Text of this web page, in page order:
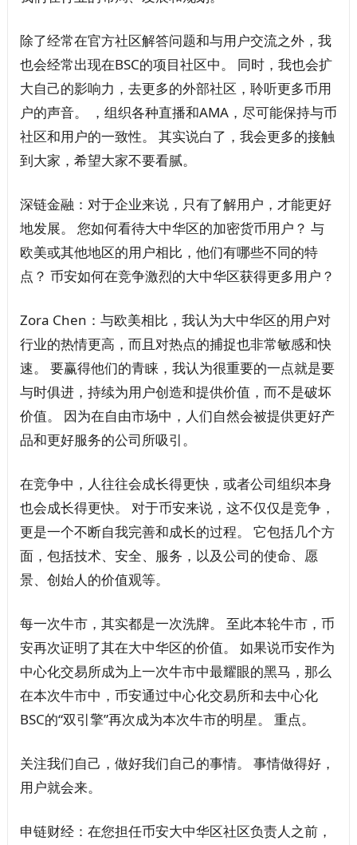
除了经常在官方社区解答问题和与用户交流之外，我
也会经常出现在BSC的项目社区中。 同时，我也会扩
大自己的影响力，去更多的外部社区，聆听更多币用
户的声音。 ，组织各种直播和AMA，尽可能保持与币
社区和用户的一致性。 其实说白了，我会更多的接触
到大家，希望大家不要看腻。
深链金融：对于企业来说，只有了解用户，才能更好
地发展。 您如何看待大中华区的加密货币用户？ 与
欧美或其他地区的用户相比，他们有哪些不同的特
点？ 币安如何在竞争激烈的大中华区获得更多用户？
Zora Chen：与欧美相比，我认为大中华区的用户对
行业的热情更高，而且对热点的捕捉也非常敏感和快
速。 要赢得他们的青睐，我认为很重要的一点就是要
与时俱进，持续为用户创造和提供价值，而不是破坏
价值。 因为在自由市场中，人们自然会被提供更好产
品和更好服务的公司所吸引。
在竞争中，人往往会成长得更快，或者公司组织本身
也会成长得更快。 对于币安来说，这不仅仅是竞争，
更是一个不断自我完善和成长的过程。 它包括几个方
面，包括技术、安全、服务，以及公司的使命、愿
景、创始人的价值观等。
每一次牛市，其实都是一次洗牌。 至此本轮牛市，币
安再次证明了其在大中华区的价值。 如果说币安作为
中心化交易所成为上一次牛市中最耀眼的黑马，那么
在本次牛市中，币安通过中心化交易所和去中心化
BSC的“双引擎”再次成为本次牛市的明星。 重点。
关注我们自己，做好我们自己的事情。 事情做得好，
用户就会来。
申链财经：在您担任币安大中华区社区负责人之前，